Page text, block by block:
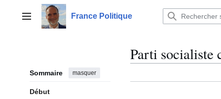
contenuMenu principalFrance Politique
Sommaire masquer
Début
Parti socialiste